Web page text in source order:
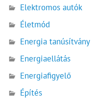
Elektromos autók
Életmód
Energia tanúsítvány
Energiaellátás
Energiafigyelő
Építés